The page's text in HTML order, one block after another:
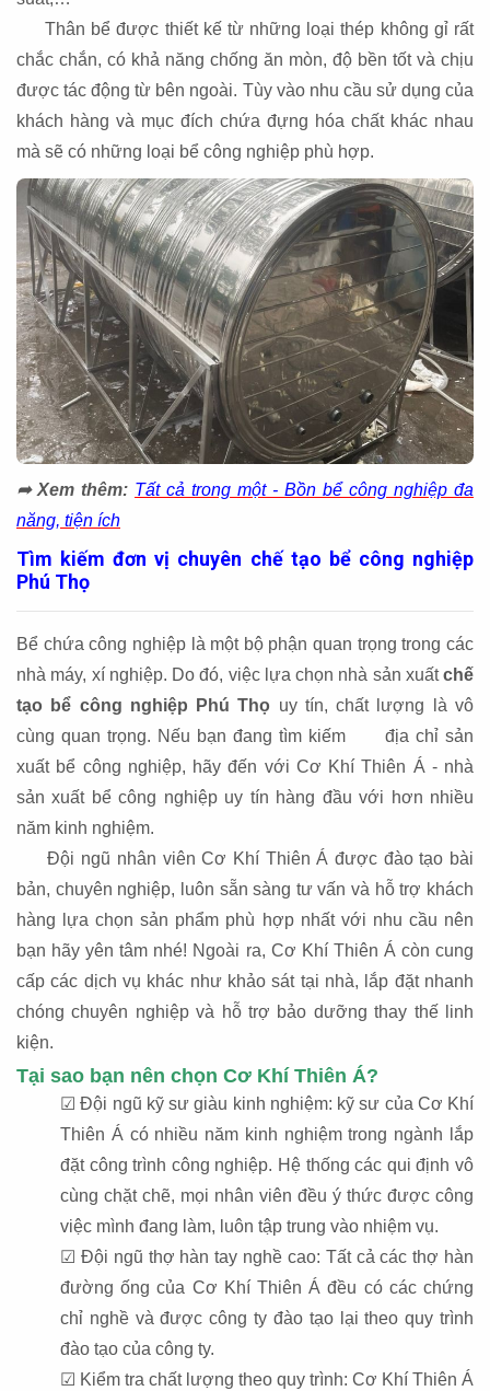
Thân bể được thiết kế từ những loại thép không gỉ rất
chắc chắn, có khả năng chống ăn mòn, độ bền tốt và chịu
được tác động từ bên ngoài. Tùy vào nhu cầu sử dụng của
khách hàng và mục đích chứa đựng hóa chất khác nhau
mà sẽ có những loại bể công nghiệp phù hợp.
➦ Xem thêm: Tất cả trong một - Bồn bể công nghiệp đa
năng, tiện ích
Tìm kiếm đơn vị chuyên chế tạo bể công nghiệp
Phú Thọ
Bể chứa công nghiệp là một bộ phận quan trọng trong các
nhà máy, xí nghiệp. Do đó, việc lựa chọn nhà sản xuấtchế
tạo bể công nghiệp Phú Thọ uy tín, chất lượng là vô
cùng quan trọng. Nếu bạn đang tìm kiếm địa chỉ sản
xuất bể công nghiệp, hãy đến với Cơ Khí Thiên Á - nhà
sản xuất bể công nghiệp uy tín hàng đầu với hơn nhiều
năm kinh nghiệm.
Đội ngũ nhân viên Cơ Khí Thiên Á được đào tạo bài
bản, chuyên nghiệp, luôn sẵn sàng tư vấn và hỗ trợ khách
hàng lựa chọn sản phẩm phù hợp nhất với nhu cầu nên
bạn hãy yên tâm nhé! Ngoài ra, Cơ Khí Thiên Á còn cung
cấp các dịch vụ khác như khảo sát tại nhà, lắp đặt nhanh
chóng chuyên nghiệp và hỗ trợ bảo dưỡng thay thế linh
kiện.
Tại sao bạn nên chọn Cơ Khí Thiên Á?
☑ Đội ngũ kỹ sư giàu kinh nghiệm: kỹ sư của Cơ Khí
Thiên Á có nhiều năm kinh nghiệm trong ngành lắp
đặt công trình công nghiệp. Hệ thống các qui định vô
cùng chặt chẽ, mọi nhân viên đều ý thức được công
việc mình đang làm, luôn tập trung vào nhiệm vụ.
☑ Đội ngũ thợ hàn tay nghề cao: Tất cả các thợ hàn
đường ống của Cơ Khí Thiên Á đều có các chứng
chỉ nghề và được công ty đào tạo lại theo quy trình
đào tạo của công ty.
☑ Kiểm tra chất lượng theo quy trình: Cơ Khí Thiên Á